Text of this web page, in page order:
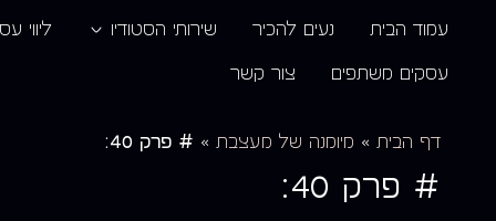
עמוד הבית נעים להכיר שירותי הסטודיו ליווי
עסקים משתפים צור קשר
דף הבית » מיומנה של מעצבת » # פרק 40:
# פרק 40: